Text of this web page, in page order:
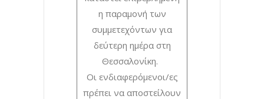
η παραμονή των
συμμετεχόντων για
δεύτερη ημέρα στη
Θεσσαλονίκη.
Οι ενδιαφερόμενοι/ες
πρέπει να αποστείλουν